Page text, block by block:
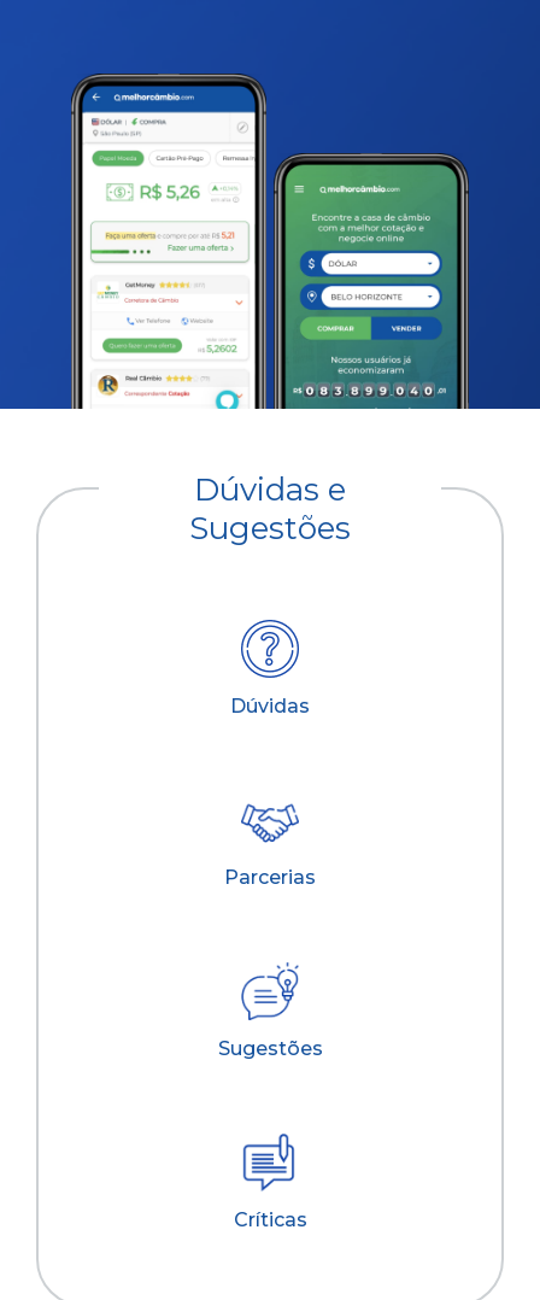
Dúvidas e
Sugestões
Dúvidas
Parcerias
Sugestões
Críticas